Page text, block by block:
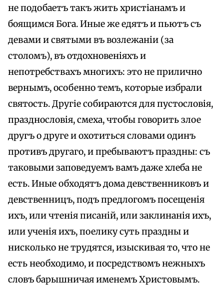
не подобаетъ такъ жить христіанамъ и
боящимся Бога. Иные же едятъ и пьютъ съ
девами и святыми въ возлежаніи (за
столомъ), въ отдохновеніяхъ и
непотребствахъ многихъ: это не прилично
вернымъ, особенно темъ, которые избрали
святость. Другіе собираются для пустословія,
празднословія, смеха, чтобы говорить злое
другъ о друге и охотиться словами одинъ
противъ другаго, и пребываютъ праздны: съ
таковыми заповедуемъ вамъ даже хлеба не
есть. Иные обходятъ дома девственниковъ и
девственницъ, подъ предлогомъ посещенія
ихъ, или чтенія писаній, или заклинанія ихъ,
или ученія ихъ, поелику суть праздны и
нисколько не трудятся, изыскивая то, что не
есть необходимо, и посредствомъ нежныхъ
словъ барышничая именемъ Христовымъ.